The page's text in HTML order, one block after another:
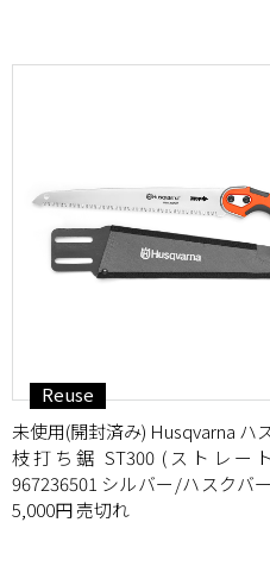
Reuse
未使用(開封済み) Husqvarna ハ
枝打ち鋸 ST300 (ストレー
967236501 シルバー/ハスクバ
5,000円 売切れ